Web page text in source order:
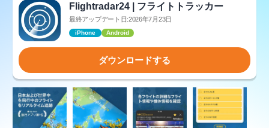
Flightradar24 | フライトトラッカー
最終アップデート日:2026年7月23日
iPhone Android
ダウンロードする